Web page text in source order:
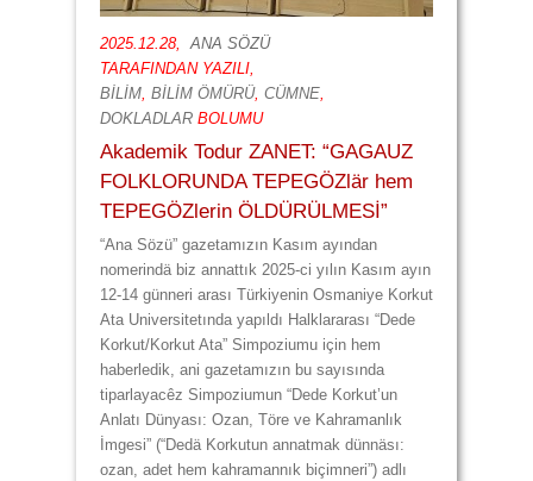
2025.12.28,
ANA SÖZÜ
TARAFINDAN YAZILI,
BİLİM, BİLİM ÖMÜRÜ, CÜMNE,
DOKLADLAR BOLUMU
Akademik Todur ZANET: “GAGAUZ
FOLKLORUNDA TEPEGÖZlär hem
TEPEGÖZlerin ÖLDÜRÜLMESİ”
“Ana Sözü” gazetamızın Kasım ayından
nomerindä biz annattık 2025-ci yılın Kasım ayın
12-14 günneri arası Türkiyenin Osmaniye Korkut
Ata Universitetında yapıldı Halklararası “Dede
Korkut/Korkut Ata” Simpoziumu için hem
haberledik, ani gazetamızın bu sayısında
tiparlayacêz Simpoziumun “Dede Korkut’un
Anlatı Dünyası: Ozan, Töre ve Kahramanlık
İmgesi” (“Dedä Korkutun annatmak dünnäsı:
ozan, adet hem kahramannık biçimneri”) adlı